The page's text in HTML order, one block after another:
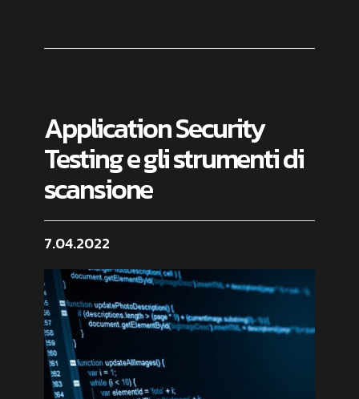
Application Security
Testing e gli strumenti di
scansione
7.04.2022